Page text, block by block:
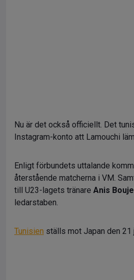
Nu är det också officiellt. Det
Instagram-konto att Lamouchi
Enligt förbundets uttalande
återstående matcherna i VM.
till U23-lagets tränare Anis
ledarstaben.
Tunisien ställs mot Japan den 21